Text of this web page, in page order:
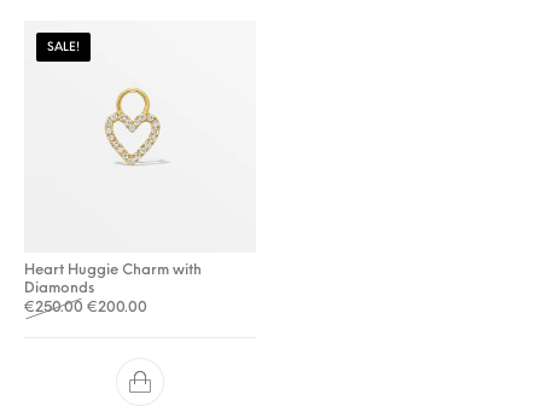
SALE!
Heart Huggie Charm with
Diamonds
€250.00 Oorspronkelijke prijs was: €250.00.
€200.00